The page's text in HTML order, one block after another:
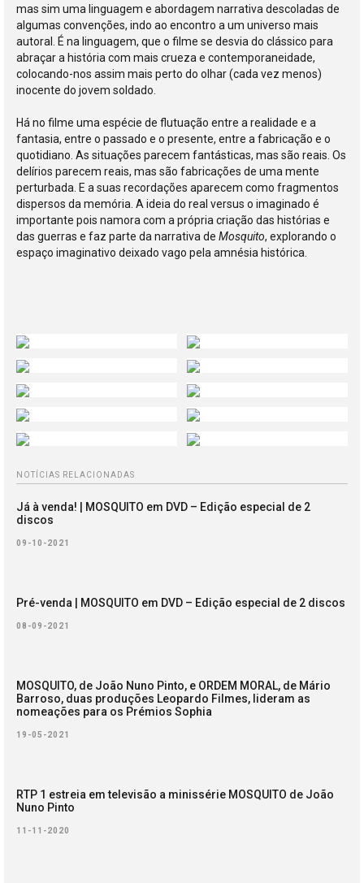
mas sim uma linguagem e abordagem narrativa descoladas de
algumas convenções, indo ao encontro a um universo mais
autoral. É na linguagem, que o filme se desvia do clássico para
abraçar a história com mais crueza e contemporaneidade,
colocando-nos assim mais perto do olhar (cada vez menos)
inocente do jovem soldado.
Há no filme uma espécie de flutuação entre a realidade e a
fantasia, entre o passado e o presente, entre a fabricação e o
quotidiano. As situações parecem fantásticas, mas são reais. Os
delírios parecem reais, mas são fabricações de uma mente
perturbada. E a suas recordações aparecem como fragmentos
dispersos da memória. A ideia do real versus o imaginado é
importante pois namora com a própria criação das histórias e
das guerras e faz parte da narrativa de Mosquito, explorando o
espaço imaginativo deixado vago pela amnésia histórica.
NOTÍCIAS RELACIONADAS
Já à venda! | MOSQUITO em DVD – Edição especial de 2
discos
09-10-2021
Pré-venda | MOSQUITO em DVD – Edição especial de 2 discos
08-09-2021
MOSQUITO, de João Nuno Pinto, e ORDEM MORAL, de Mário
Barroso, duas produções Leopardo Filmes, lideram as
nomeações para os Prémios Sophia
19-05-2021
RTP 1 estreia em televisão a minissérie MOSQUITO de João
Nuno Pinto
11-11-2020